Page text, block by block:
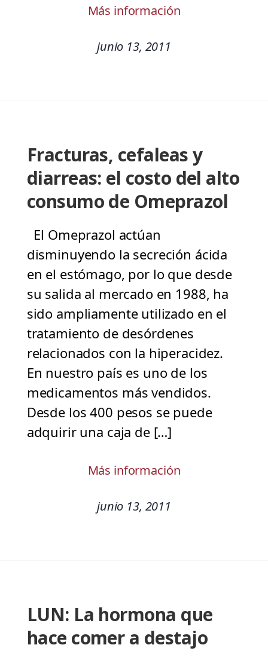
Más información
junio 13, 2011
Fracturas, cefaleas y
diarreas: el costo del alto
consumo de Omeprazol
El Omeprazol actúan
disminuyendo la secreción ácida
en el estómago, por lo que desde
su salida al mercado en 1988, ha
sido ampliamente utilizado en el
tratamiento de desórdenes
relacionados con la hiperacidez.
En nuestro país es uno de los
medicamentos más vendidos.
Desde los 400 pesos se puede
adquirir una caja de […]
Más información
junio 13, 2011
LUN: La hormona que
hace comer a destajo